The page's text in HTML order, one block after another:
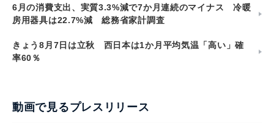
6月の消費支出、実質3.3%減で7か月連続のマイナス 冷暖
房用器具は22.7%減 総務省家計調査
きょう8月7日は立秋 西日本は1か月平均気温「高い」確
率60％
動画で見るプレスリリース